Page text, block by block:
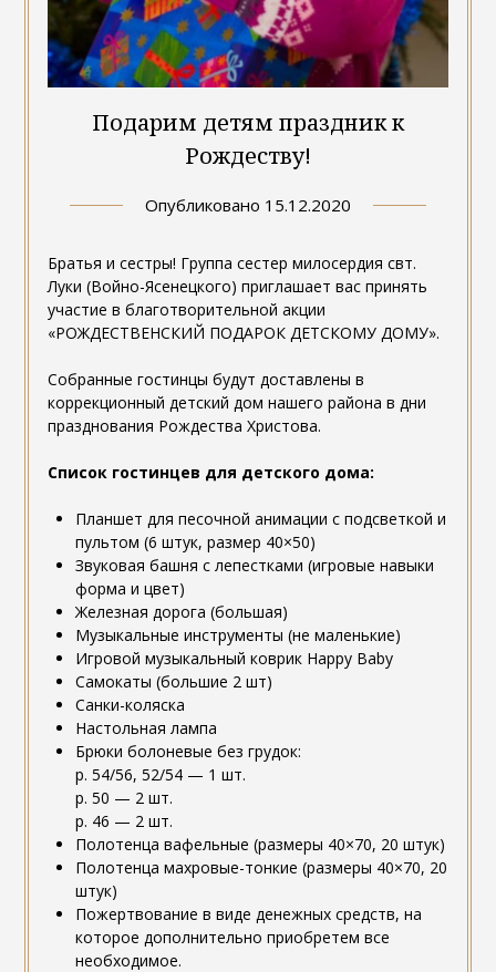
Подарим детям праздник к
Рождеству!
Опубликовано 15.12.2020
Братья и сестры! Группа сестер милосердия свт.
Луки (Войно-Ясенецкого) приглашает вас принять
участие в благотворительной акции
«РОЖДЕСТВЕНСКИЙ ПОДАРОК ДЕТСКОМУ ДОМУ».
Собранные гостинцы будут доставлены в
коррекционный детский дом нашего района в дни
празднования Рождества Христова.
Список гостинцев для детского дома:
Планшет для песочной анимации с подсветкой и
пультом (6 штук, размер 40×50)
Звуковая башня с лепестками (игровые навыки
форма и цвет)
Железная дорога (большая)
Музыкальные инструменты (не маленькие)
Игровой музыкальный коврик Happy Baby
Самокаты (большие 2 шт)
Санки-коляска
Настольная лампа
Брюки болоневые без грудок:
р. 54/56, 52/54 — 1 шт.
р. 50 — 2 шт.
р. 46 — 2 шт.
Полотенца вафельные (размеры 40×70, 20 штук)
Полотенца махровые-тонкие (размеры 40×70, 20
штук)
Пожертвование в виде денежных средств, на
которое дополнительно приобретем все
необходимое.